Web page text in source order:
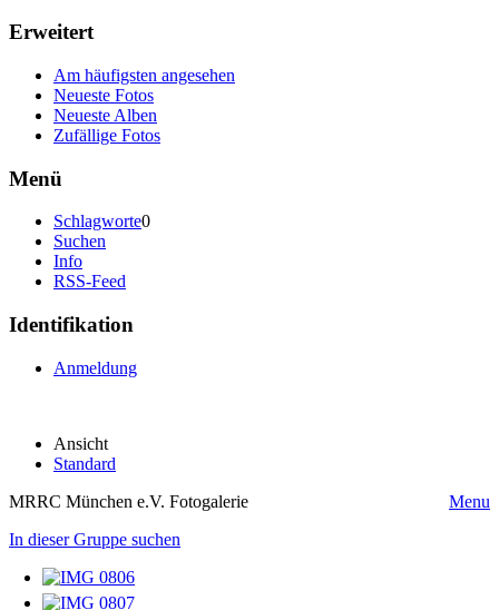
Erweitert
Am häufigsten angesehen
Neueste Fotos
Neueste Alben
Zufällige Fotos
Menü
Schlagworte0
Suchen
Info
RSS-Feed
Identifikation
Anmeldung
Ansicht
Standard
MRRC München e.V. Fotogalerie
Menu
In dieser Gruppe suchen